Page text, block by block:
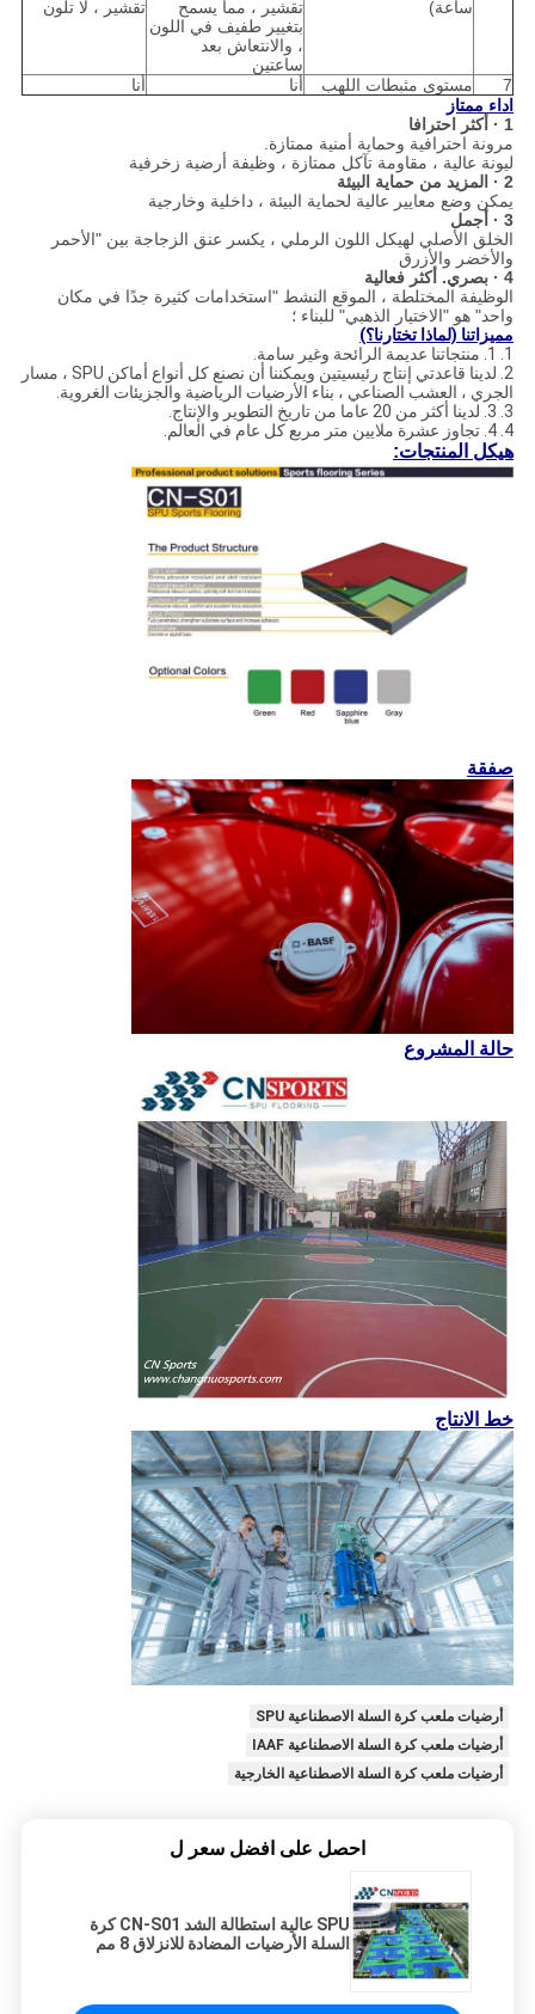
ساعة)
تقشير ، مما يسمح
بتغيير طفيف في اللون
، والانتعاش بعد
ساعتين
تقشير ، لا تلون
مستوى مثبطات اللهب
اداء ممتاز
مرونة احترافية وحماية أمنية ممتازة.
ليونة عالية ، مقاومة تآكل ممتازة ، وظيفة أرضية زخرفية
يمكن وضع معايير عالية لحماية البيئة ، داخلية وخارجية
الخلق الأصلي لهيكل اللون الرملي ، يكسر عنق الزجاجة بين "الأحمر
والأخضر والأزرق
الوظيفة المختلطة ، الموقع النشط "استخدامات كثيرة جدًا في مكان
واحد" هو "الاختيار الذهبي" للبناء ؛
مميزاتنا (لماذا تختارنا؟)
2. لدينا قاعدتي إنتاج رئيسيتين ويمكننا أن نصنع كل أنواع أماكن SPU ، مسار
الجري ، العشب الصناعي ، بناء الأرضيات الرياضية والجزيئات الغروية.
هيكل المنتجات:
صفقة
حالة المشروع
خط الانتاج
أرضيات ملعب كرة السلة الاصطناعية SPU
أرضيات ملعب كرة السلة الاصطناعية IAAF
أرضيات ملعب كرة السلة الاصطناعية الخارجية
احصل على افضل سعر ل
SPU عالية استطالة الشد CN-S01 كرة
السلة الأرضيات المضادة للانزلاق 8 مم